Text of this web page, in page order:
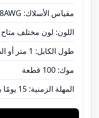
مقياس الأسلاك: 20AWG-18AWG
اللون: لون مختلف متاح
طول الكابل: 1 متر أو الطول الاختياري مقبول
موك: 100 قطعة
المهلة الزمنية: 15 يومًا بعد تقديم الطلب